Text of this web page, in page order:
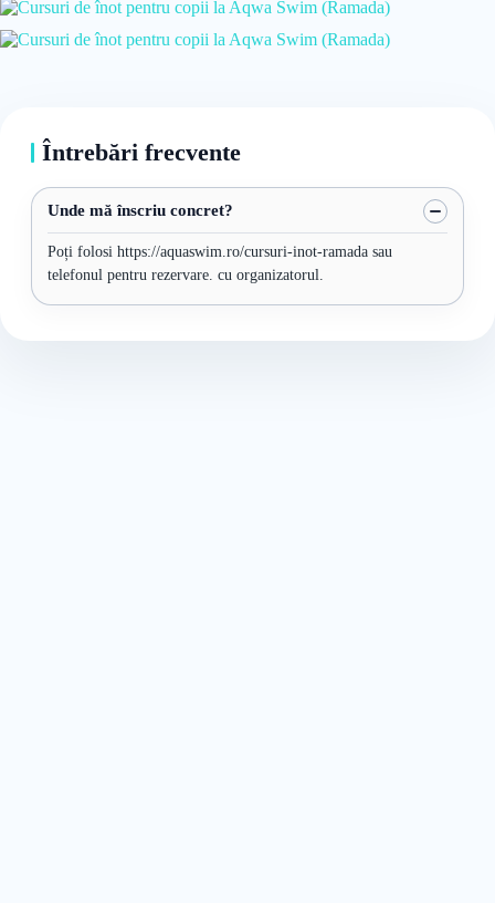
Întrebări frecvente
Unde mă înscriu concret?
Poți folosi https://aquaswim.ro/cursuri-inot-ramada sau
telefonul pentru rezervare. cu organizatorul.